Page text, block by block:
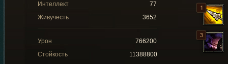
Интеллект
77
Живучесть
3652
Урон
766200
Стойкость
11388800